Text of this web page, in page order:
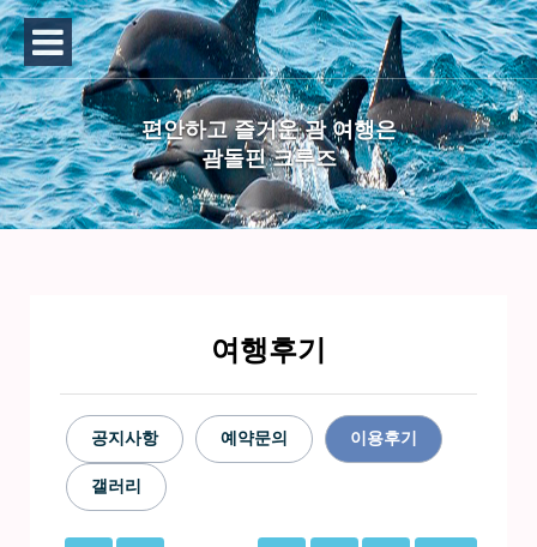
편안하고 즐거운 괌 여행은
괌돌핀 크루즈
여행후기
공지사항 예약문의 이용후기
갤러리